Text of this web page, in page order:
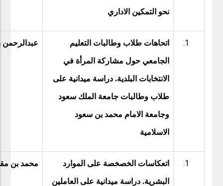
نحو التمكين الاداري
اتحاهات طلاب وطالبات التعليم
الجامعي حول مشاركة المرأة في
الانتخابات البلدية. دراسة ميدانية على
طلاب وطالبات جامعة الملك سعود
وجامعة الامام محمد بن سعود
الاسلامية
عبدالرحمن
اتعكاسات الخصخصة على الموارد
البشرية. دراسة ميدانية على العاملين
محمد بن